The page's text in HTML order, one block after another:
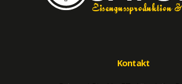
Eisengussproduktion
Kontakt